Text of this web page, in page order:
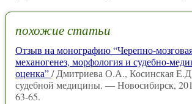
похожие статьи
Отзыв на монографию “Черепно-
механогенез, морфология и судебно-
оценка”/ Дмитриева О.А., Косинская
судебной медицины. — Новосибирск,
63-65.